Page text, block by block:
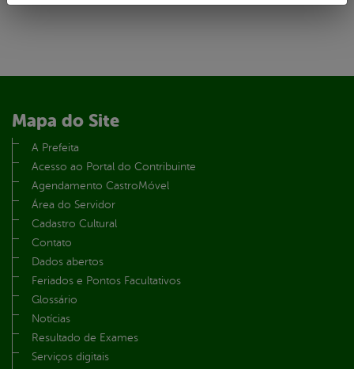
Mapa do Site
A Prefeita
Acesso ao Portal do Contribuinte
Agendamento CastroMóvel
Área do Servidor
Cadastro Cultural
Contato
Dados abertos
Feriados e Pontos Facultativos
Glossário
Notícias
Resultado de Exames
Serviços digitais